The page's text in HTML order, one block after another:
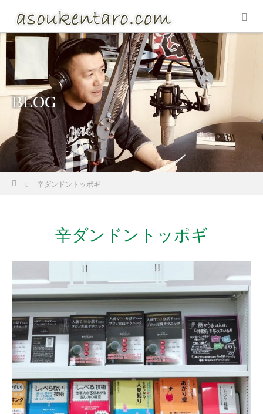
BLOG
ホーム
辛ダンドントッポギ
辛ダンドントッポギ